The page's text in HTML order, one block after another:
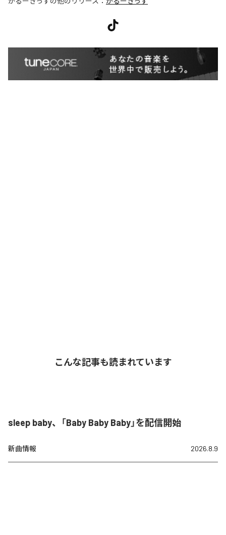
こんな記事も読まれています
sleep baby、「Baby Baby Baby」を配信開始
新曲情報 2026.8.9